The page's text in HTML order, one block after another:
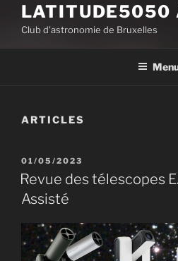
LATITUDE5050
Club d'astronomie de Bruxelles
ARTICLES
PUBLIÉ
LE
01/05/2023
Revue des télescopes
Assisté